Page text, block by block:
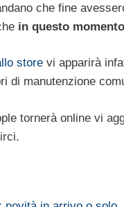
che fine
in questo
store vi apparirà
di manutenzione
tornerà online vi